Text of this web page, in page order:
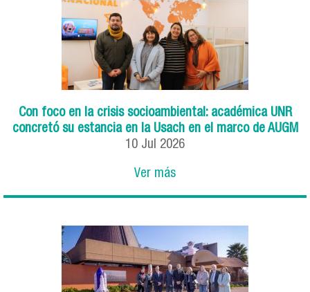
Con foco en la crisis socioambiental: académica UNR
concretó su estancia en la Usach en el marco de AUGM
10 Jul 2026
Ver más